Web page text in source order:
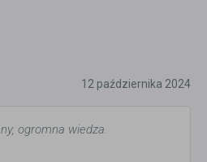
12 października 2024
ogromna wiedza.